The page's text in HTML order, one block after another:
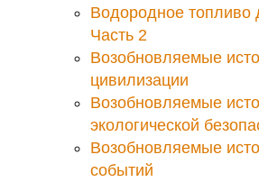
Водородное топливо
Часть 2
Возобновляемые
цивилизации
Возобновляемые
экологической
Возобновляемые
событий